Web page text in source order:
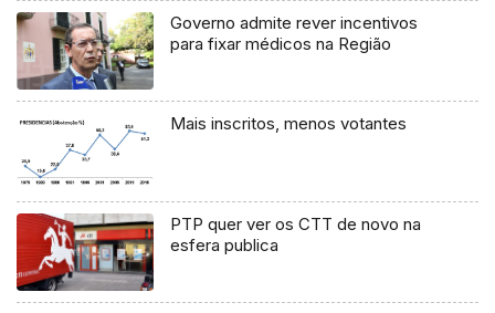
Governo admite rever incentivos
para fixar médicos na Região
Mais inscritos, menos votantes
PTP quer ver os CTT de novo na
esfera publica